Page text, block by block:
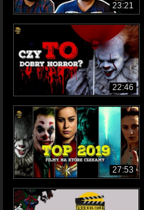
23:21
22:46
27:53